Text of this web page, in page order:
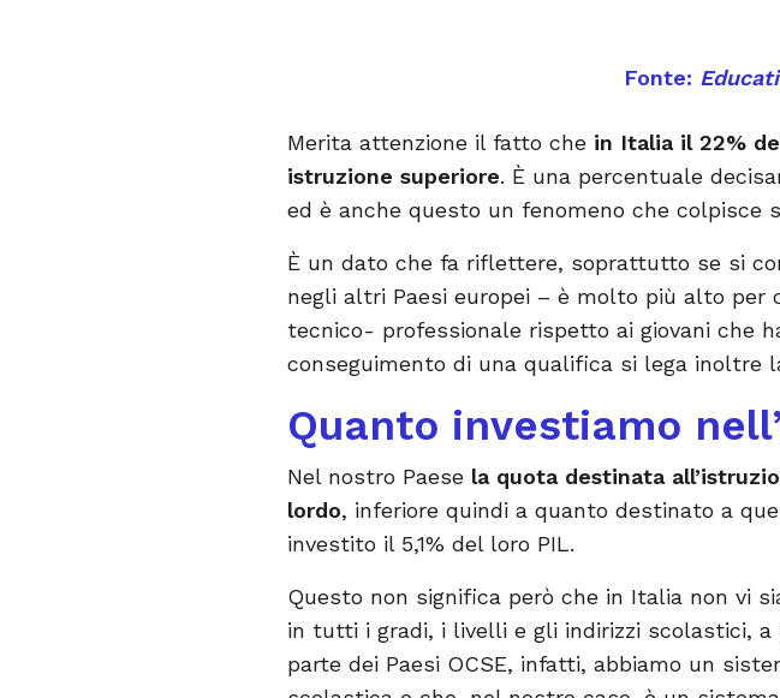
Fonte:
Merita attenzione il fatto che in Italia il 22%
istruzione superiore. È una percentuale
ed è anche questo un fenomeno che
È un dato che fa riflettere, soprattutto se si
negli altri Paesi europei – è molto più alto
tecnico- professionale rispetto ai giovani che
conseguimento di una qualifica si lega inoltre
Quanto investiamo
Nel nostro Paese la quota destinata
lordo, inferiore quindi a quanto destinato a
investito il 5,1% del loro PIL.
Questo non significa però che in Italia non vi
in tutti i gradi, i livelli e gli indirizzi scolastici,
parte dei Paesi OCSE, infatti, abbiamo un